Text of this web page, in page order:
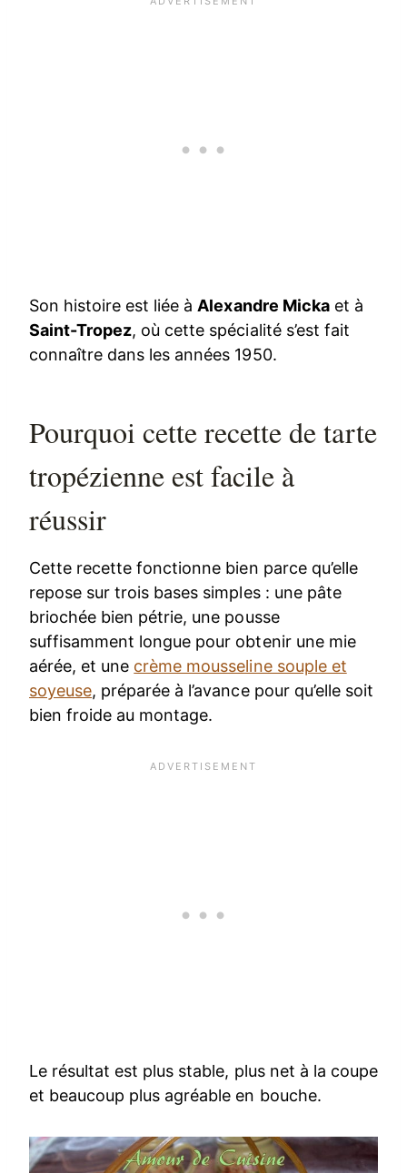
Son histoire est liée à Alexandre Mickaet à
Saint-Tropez, où cette spécialité s’est fait
connaître dans les années 1950.
Pourquoi cette recette de tarte
tropézienne est facile à
réussir
Cette recette fonctionne bien parce qu’elle
repose sur trois bases simples : une pâte
briochée bien pétrie, une pousse
suffisamment longue pour obtenir une mie
aérée, et une crème mousseline souple et
soyeuse, préparée à l’avance pour qu’elle soit
bien froide au montage.
Le résultat est plus stable, plus net à la coupe
et beaucoup plus agréable en bouche.